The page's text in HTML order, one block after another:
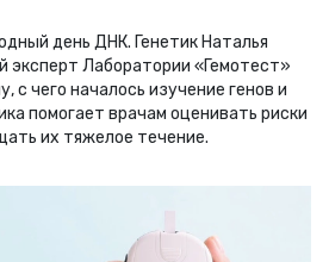
день ДНК. Генетик Наталья
эксперт Лаборатории «Гемотест»
с чего началось изучение генов и
помогает врачам оценивать риски
их тяжелое течение.